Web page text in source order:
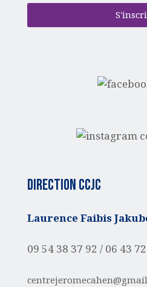
Direction CCJC
Laurence Faibis
09 54 38 37 92 / 06 43